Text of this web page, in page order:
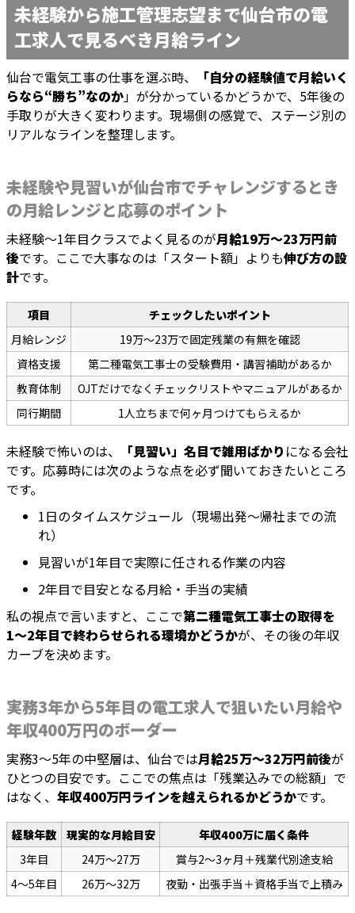
未経験から施工管理志望まで仙台市の電
工求人で見るべき月給ライン
仙台で電気工事の仕事を選ぶ時、
「自分の経験値で月給いく
らなら“勝ち”なのか」が分かっているかどうかで、5年後の
手取りが大きく変わります。現場側の感覚で、ステージ別の
リアルなラインを整理します。
未経験や見習いが仙台市でチャレンジするとき
の月給レンジと応募のポイント
未経験〜1年目クラスでよく見るのが月給19万〜23万円前
後です。ここで大事なのは「スタート額」よりも伸び方の設
計です。
項目
チェックしたいポイント
月給レンジ
19万〜23万で固定残業の有無を確認
資格支援
第二種電気工事士の受験費用・講習補助があるか
教育体制
OJTだけでなくチェックリストやマニュアルがあるか
同行期間
1人立ちまで何ヶ月つけてもらえるか
未経験で怖いのは、 「見習い」名目で雑用ばかり になる会社
です。応募時には次のような点を必ず聞いておきたいところ
です。
1日のタイムスケジュール（現場出発〜帰社までの流
れ）
見習いが1年目で実際に任される作業の内容
2年目で目安となる月給・手当の実績
私の視点で言いますと、ここで第二種電気工事士の取得を
1〜2年目で終わらせられる環境かどうかが、その後の年収
カーブを決めます。
実務3年から5年目の電工求人で狙いたい月給や
年収400万円のボーダー
実務3〜5年の中堅層は、仙台では月給25万〜32万円前後が
ひとつの目安です。ここでの焦点は「残業込みでの総額」で
はなく、 年収400万円ラインを越えられるかどうかです。
経験年数 現実的な月給目安
年収400万に届く条件
3年目
24万〜27万
賞与2〜3ヶ月＋残業代別途支給
4〜5年目
26万〜32万 夜勤・出張手当＋資格手当で上積み